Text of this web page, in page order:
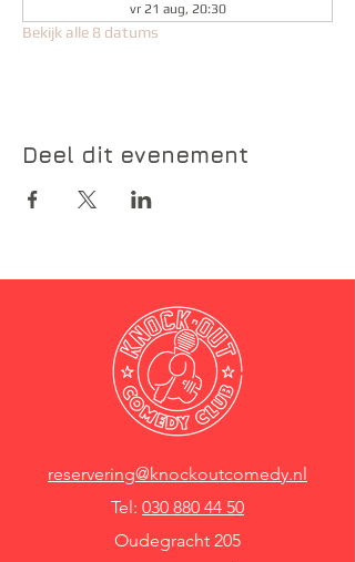
vr 21 aug, 20:30
Bekijk alle 8 datums
Deel dit evenement
reservering@knockoutcomedy.nl
Tel: 030 880 44 50
Oudegracht 205